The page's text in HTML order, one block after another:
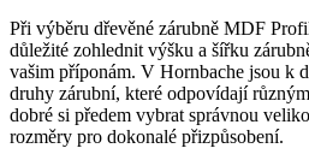
Při výběru dřevěné zárubně MDF
důležité zohlednit výšku a šířku
vašim příponám. V Hornbache jsou k
druhy zárubní, které odpovídají
dobré si předem vybrat správnou
rozměry pro dokonalé přizpůsobení.